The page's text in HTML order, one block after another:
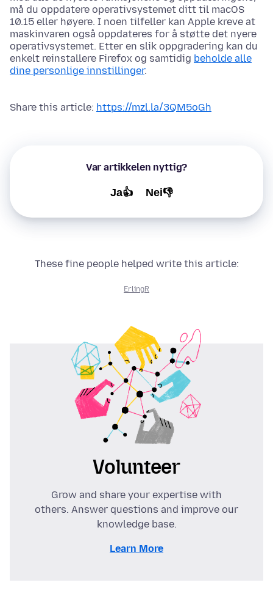
må du oppdatere operativsystemet ditt til macOS
10.15 eller høyere. I noen tilfeller kan Apple kreve at
maskinvaren også oppdateres for å støtte det nyere
operativsystemet. Etter en slik oppgradering kan du
enkelt reinstallere Firefox og samtidig beholde alle
dine personlige innstillinger.
Share this article: https://mzl.la/3QM5oGh
Var artikkelen nyttig?
Ja👍 Nei👎
These fine people helped write this article:
ErlingR
Volunteer
Grow and share your expertise with
others. Answer questions and improve our
knowledge base.
Learn More